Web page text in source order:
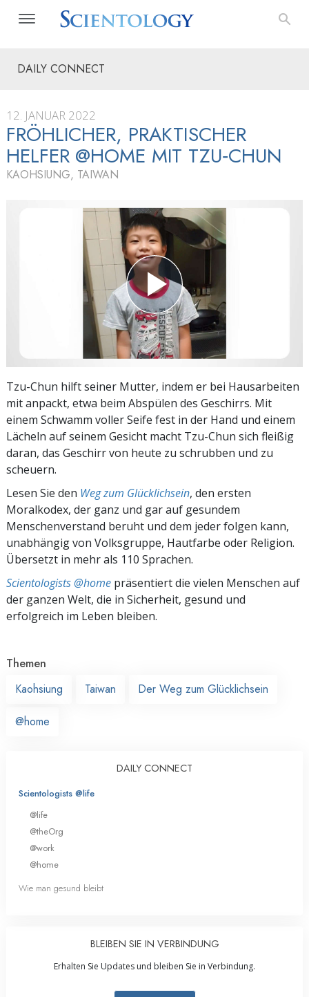
DAILY CONNECT
12. JANUAR 2022
FRÖHLICHER, PRAKTISCHER
HELFER @HOME MIT TZU‑CHUN
KAOHSIUNG, TAIWAN
Tzu-Chun hilft seiner Mutter, indem er bei Hausarbeiten
mit anpackt, etwa beim Abspülen des Geschirrs. Mit
einem Schwamm voller Seife fest in der Hand und einem
Lächeln auf seinem Gesicht macht Tzu-Chun sich fleißig
daran, das Geschirr von heute zu schrubben und zu
scheuern.
Lesen Sie den Weg zum Glücklichsein, den ersten
Moralkodex, der ganz und gar auf gesundem
Menschenverstand beruht und dem jeder folgen kann,
unabhängig von Volksgruppe, Hautfarbe oder Religion.
Übersetzt in mehr als 110 Sprachen.
Scientologists @home präsentiert die vielen Menschen auf
der ganzen Welt, die in Sicherheit, gesund und
erfolgreich im Leben bleiben.
Themen
Kaohsiung
Taiwan Der Weg zum Glücklichsein
@home
DAILY CONNECT
Scientologists @life
@life
@theOrg
@work
@home
Wie man gesund bleibt
BLEIBEN SIE IN VERBINDUNG
Erhalten Sie Updates und bleiben Sie in Verbindung.